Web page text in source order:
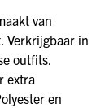
van
Verkrijgbaar in
outfits.
extra
en